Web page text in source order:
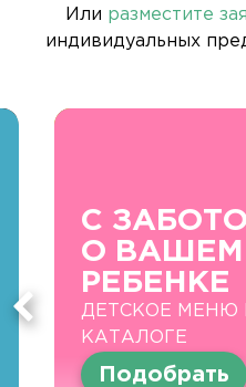
Или разместите
индивидуальных
С
О ВАШЕМ
РЕБЕНКЕ
ДЕТСКОЕ МЕНЮ
КАТАЛОГЕ
Подобрать